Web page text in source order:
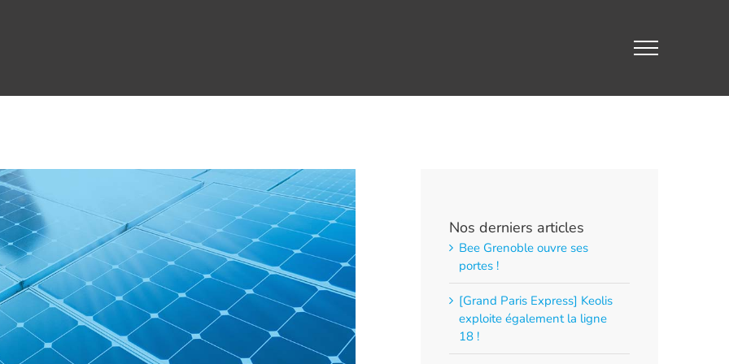
Nos derniers articles
Bee Grenoble ouvre ses
portes !
[Grand Paris Express] Keolis
exploite également la ligne
18 !